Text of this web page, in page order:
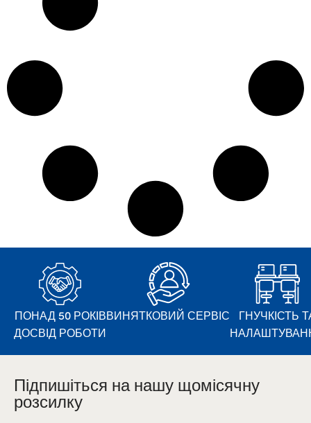
ПОНАД 50 РОКІВ
ДОСВІД РОБОТИ
ВИНЯТКОВИЙ СЕРВІС
ГНУЧКІСТЬ
Підпишіться на нашу щомісячну
розсилку